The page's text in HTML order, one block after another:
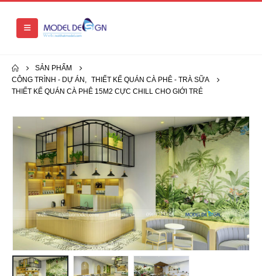
SẢN PHẨM
CÔNG TRÌNH - DỰ ÁN , THIẾT KẾ QUÁN CÀ PHÊ - TRÀ SỮA
THIẾT KẾ QUÁN CÀ PHÊ 15M2 CỰC CHILL CHO GIỚI TRẺ